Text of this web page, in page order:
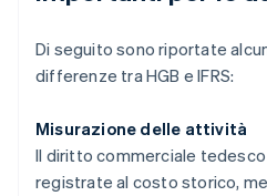
Di seguito sono riportate
differenze tra HGB e IFRS:
Misurazione delle attività
Il diritto commerciale
registrate al costo storico,